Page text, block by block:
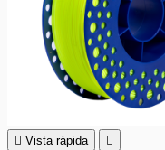
 Vista rápida 